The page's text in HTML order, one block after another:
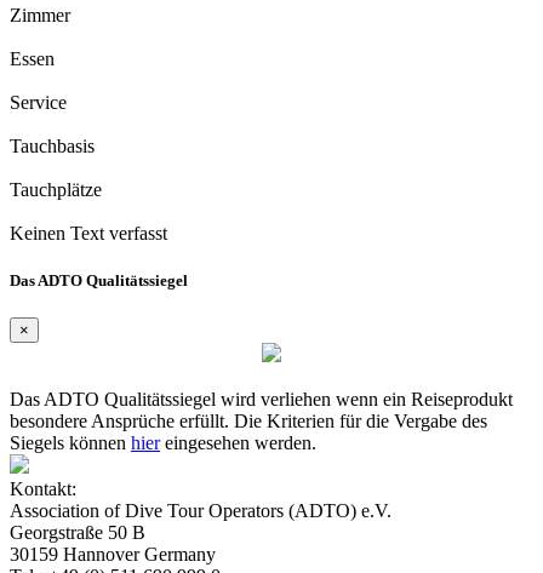
Zimmer
Essen
Service
Tauchbasis
Tauchplätze
Keinen Text verfasst
Das ADTO Qualitätssiegel
×
Das ADTO Qualitätssiegel wird verliehen wenn ein Reiseprodukt
besondere Ansprüche erfüllt. Die Kriterien für die Vergabe des
Siegels können hiereingesehen werden.
Kontakt:
Association of Dive Tour Operators (ADTO) e.V.
Georgstraße 50 B
30159 Hannover Germany